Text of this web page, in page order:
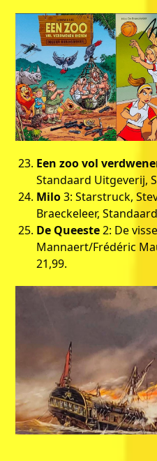
Een zoo vol
Standaard Uitgeverij,
Milo3: Starstruck,
Braeckeleer,
De Queeste2: De
Mannaert/Frédéric
21,99.